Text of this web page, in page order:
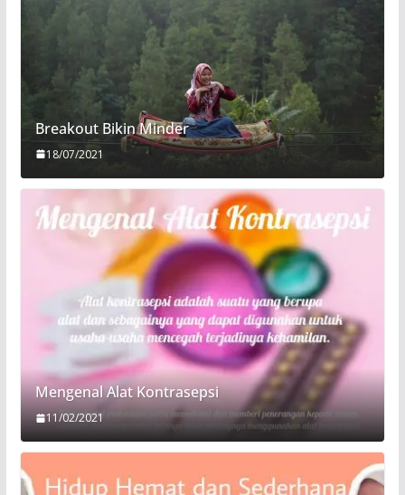
Breakout Bikin Minder
18/07/2021
Mengenal Alat Kontrasepsi
11/02/2021